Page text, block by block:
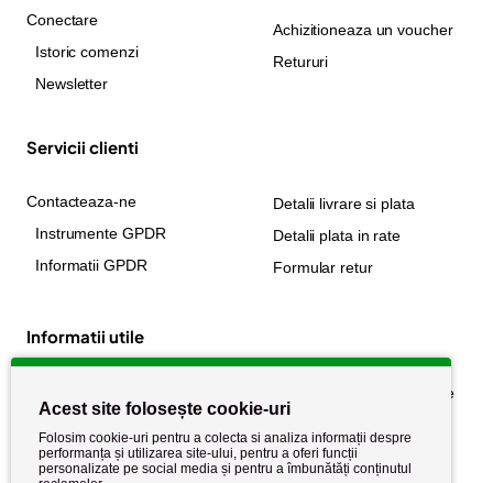
Conectare
Istoric comenzi
Newsletter
Achizitioneaza un voucher
Retururi
Servicii clienti
Contacteaza-ne
Instrumente GPDR
Informatii GPDR
Detalii livrare si plata
Detalii plata in rate
Formular retur
Informatii utile
Politica de cookie
Politica de confidențialitate
Termeni si conditii
Acest site folosește cookie-uri
Folosim cookie-uri pentru a colecta si analiza informații despre
performanța și utilizarea site-ului, pentru a oferi funcții
personalizate pe social media și pentru a îmbunătăți conținutul